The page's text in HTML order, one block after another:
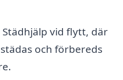
Städhjälp vid flytt, där
och förbereds